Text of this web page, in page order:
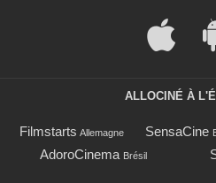
ALLOCINÉ À
Filmstarts Allemagne SensaCine
AdoroCinema Brésil